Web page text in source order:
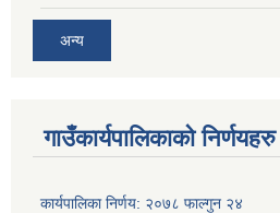
अन्य
गाउँकार्यपालिकाको निर्णयहरु
कार्यपालिका निर्णय: २०७८ फाल्गुन २४